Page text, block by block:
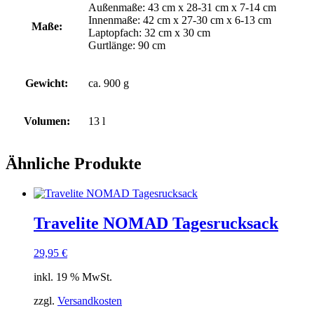
Maße:
Außenmaße: 43 cm x 28-31 cm x 7-14 cm
Innenmaße: 42 cm x 27-30 cm x 6-13 cm
Laptopfach: 32 cm x 30 cm
Gurtlänge: 90 cm
Gewicht: ca. 900 g
Volumen: 13 l
Ähnliche Produkte
Travelite NOMAD Tagesrucksack
29,95 €
inkl. 19 % MwSt.
zzgl. Versandkosten